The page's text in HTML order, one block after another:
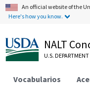
An official website of the
Here's how you know.
NALT
U.S.
Vocabularios